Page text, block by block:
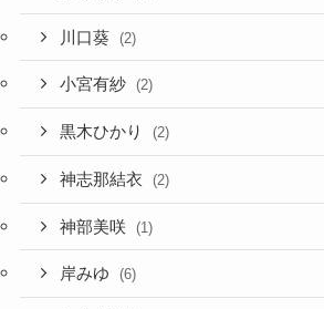
川口葵 (2)
小宮有紗 (2)
黒木ひかり (2)
神志那結衣 (2)
神部美咲 (1)
岸みゆ (6)